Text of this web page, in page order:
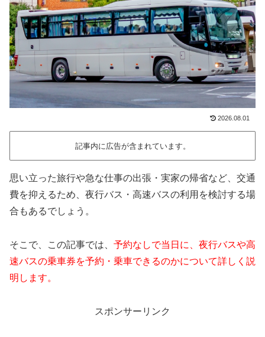
2026.08.01
記事内に広告が含まれています。
思い立った旅行や急な仕事の出張・実家の帰省など、交通
費を抑えるため、夜行バス・高速バスの利用を検討する場
合もあるでしょう。
そこで、この記事では、 予約なしで当日に、夜行バスや高
速バスの乗車券を予約・乗車できるのかについて詳しく説
明します。
スポンサーリンク